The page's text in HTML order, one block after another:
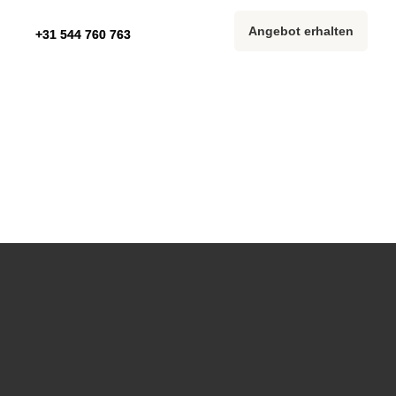
+31 544 760 763 Angebot erhalten
+31 544 760 763 Angebot erhalten